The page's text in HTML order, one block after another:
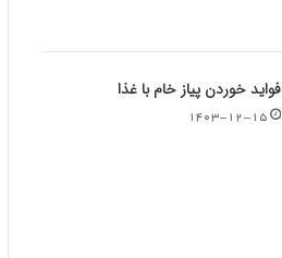
فواید خوردن پیاز خام با غذا
۱۴۰۳-۱۲-۱۵